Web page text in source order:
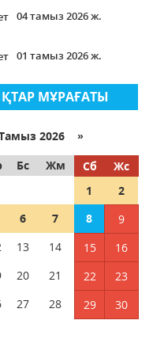
04 тамыз 2026 ж.
01 тамыз 2026 ж.
МҰРАҒАТЫ
2026 »
Бс Жм Сб
Жс
1
2
6 7 8
9
13 14 15
16
20 21 22
23
27 28 29
30